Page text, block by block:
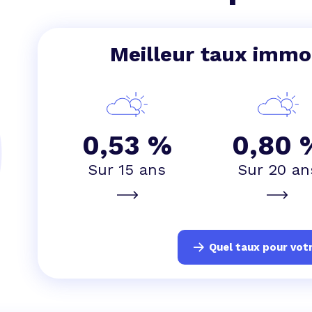
Toutes les simulations
taux !
Toutes les simulations
! de crédits
Meilleur taux
0,53 %
Sur 15 ans
0,80
Sur 20
Quel taux pour